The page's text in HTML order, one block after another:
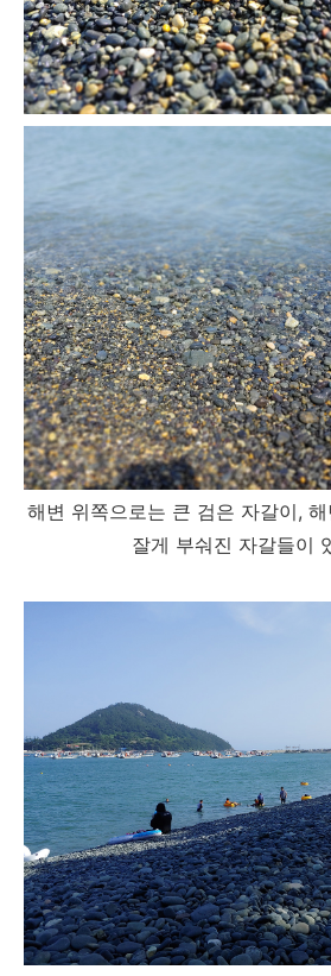
해변 위쪽으로는 큰 검은 자갈이,
잘게 부숴진 자갈들이